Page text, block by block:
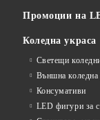
Промоции на
Коледна украса
Светещи
Външна коледна
Консумативи
LED фигури за